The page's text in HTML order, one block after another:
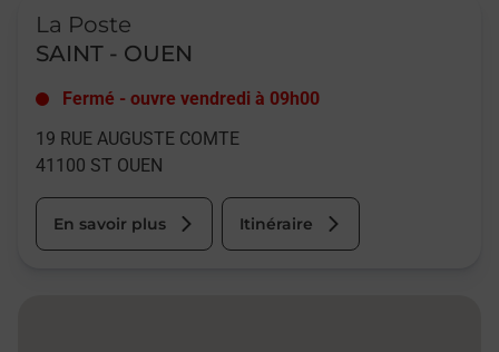
La Poste
SAINT - OUEN
Fermé - ouvre vendredi à 09h00
19 RUE AUGUSTE COMTE
41100 ST OUEN
En savoir plus Itinéraire